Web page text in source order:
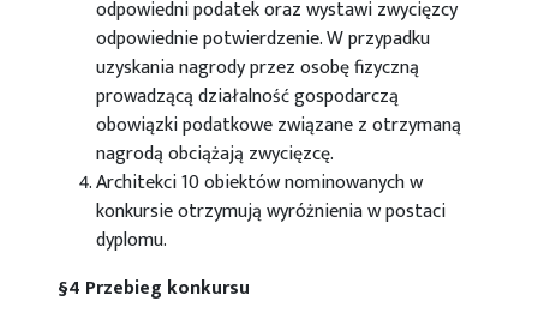
odpowiedni podatek oraz wystawi zwycięzcy
odpowiednie potwierdzenie. W przypadku
uzyskania nagrody przez osobę fizyczną
prowadzącą działalność gospodarczą
obowiązki podatkowe związane z otrzymaną
nagrodą obciążają zwycięzcę.
Architekci 10 obiektów nominowanych w
konkursie otrzymują wyróżnienia w postaci
dyplomu.
§4 Przebieg konkursu